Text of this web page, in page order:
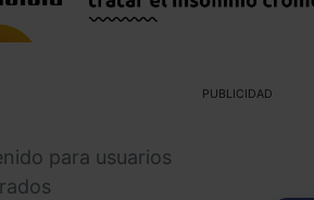
PUBLICIDAD
para usuarios